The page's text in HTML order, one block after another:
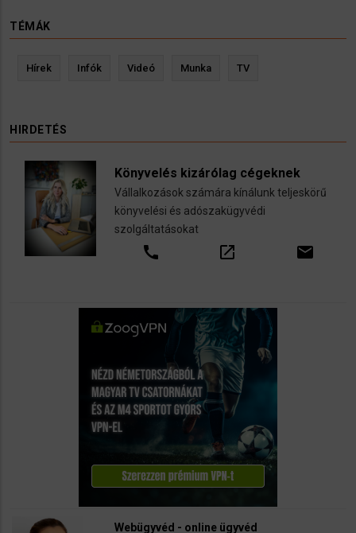
TÉMÁK
Hírek Infók Videó Munka TV
HIRDETÉS
Könyvelés kizárólag cégeknek
Vállalkozások számára kínálunk teljeskörű
könyvelési és adószakügyvédi
szolgáltatásokat
call open_in_new email
Webügyvéd - online ügyvéd